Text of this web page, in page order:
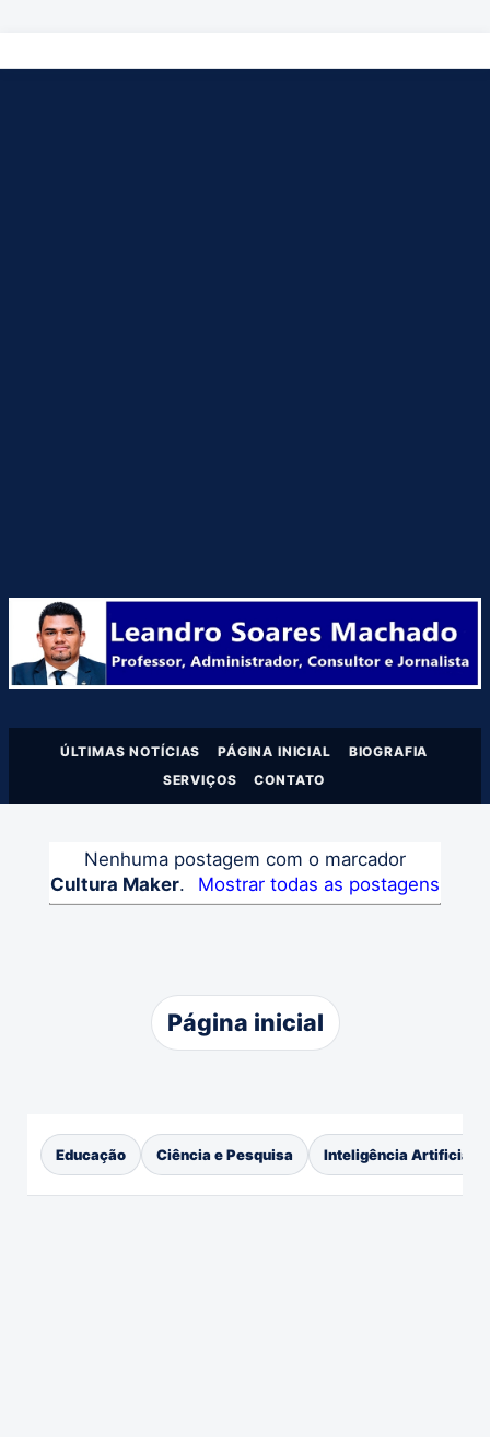
ÚLTIMAS NOTÍCIAS PÁGINA INICIAL
BIOGRAFIA
SERVIÇOS
CONTATO
Nenhuma postagem com o marcador
Cultura Maker. Mostrar todas as postagens
Página inicial
Educação Ciência e Pesquisa Inteligência Artificial